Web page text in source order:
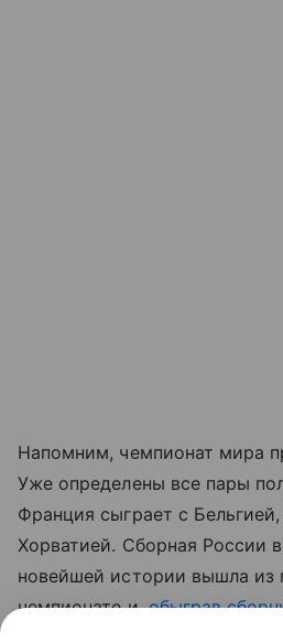
Напомним, чемпионат мира
Уже определены все пары
Франция сыграет с
Хорватией. Сборная России
новейшей истории вышла из
чемпионате и,обыграв